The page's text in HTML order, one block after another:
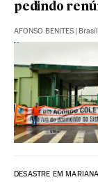
pedindo
AFONSO BENITES |
DESASTRE EM MARIANA